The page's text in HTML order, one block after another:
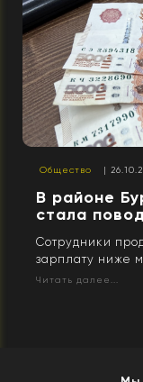
Общество |
В районе
стала
Сотрудники
зарплату ниже
Читать далее...